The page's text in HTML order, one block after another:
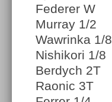
Federer W
Murray 1/2
Wawrinka 1/8
Nishikori 1/8
Berdych 2T
Raonic 3T